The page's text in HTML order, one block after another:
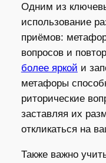
Одним из
использование
приёмов:
вопросов и
более яркой и
метафоры
риторические
заставляя их
откликаться на
Также важно